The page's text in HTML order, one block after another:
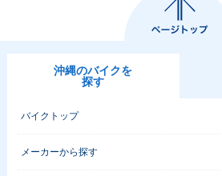
沖縄のバイクを
探す
バイクトップ
メーカーから探す